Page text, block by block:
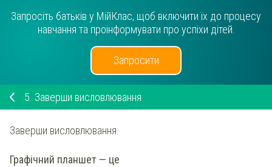
Запросіть батьків у МійКлас, щоб включити їх до процесу
навчання та проінформувати про успіхи дітей.
Запросити
5. Заверши висловлювання
Заверши висловлювання.
Графічний планшет — це